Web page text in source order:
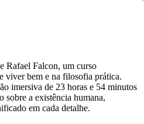
Rafael Falcon, um curso
viver bem e na filosofia prática.
imersiva de 23 horas e 54 minutos
sobre a existência humana,
em cada detalhe.